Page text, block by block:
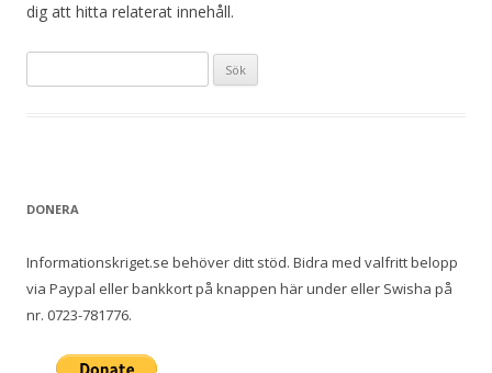
dig att hitta relaterat innehåll.
ö
DONERA
Informationskriget.se behöver ditt stöd. Bidra med valfritt belopp
via Paypal eller bankkort på knappen här under eller Swisha på
nr. 0723-781776.